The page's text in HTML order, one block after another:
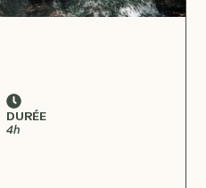
DURÉE
4h